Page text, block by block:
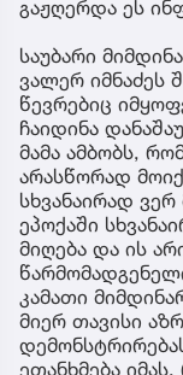
მისივე თქმით,
გამოსავალი არ
მიდგომა
რის გამოც
მიმდინარეობს.
„ფარული
თებერვალში
ოქტომბრის
საგამოძიებო
გაჟღერდა ეს
საუბარი